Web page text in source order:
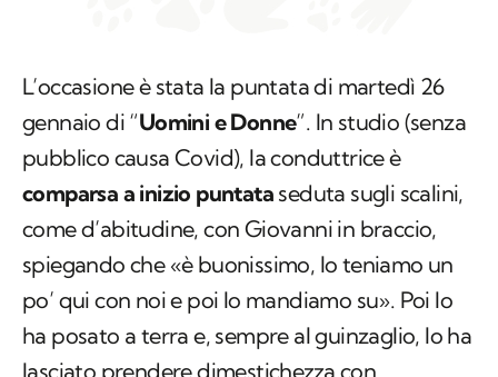
L’occasione è stata la puntata di martedì 26
gennaio di “Uomini e Donne”. In studio (senza
pubblico causa Covid), la conduttrice è
comparsa a inizio puntata seduta sugli scalini,
come d’abitudine, con Giovanni in braccio,
spiegando che «è buonissimo, lo teniamo un
po’ qui con noi e poi lo mandiamo su». Poi lo
ha posato a terra e, sempre al guinzaglio, lo ha
lasciato prendere dimestichezza con